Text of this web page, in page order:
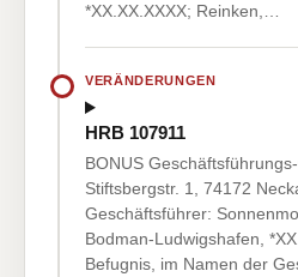
*XX.XX.XXXX; Reinken,…
VERÄNDERUNGEN
HRB 107911
BONUS
Stiftsbergstr. 1, 74172
Geschäftsführer:
Bodman-Ludwigshafen,
Befugnis, im Namen der